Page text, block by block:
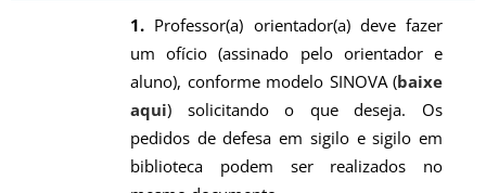
1. Professor(a) orientador(a) deve fazer
um ofício (assinado pelo orientador e
aluno), conforme modelo SINOVA (baixe
aqui) solicitando o que deseja. Os
pedidos de defesa em sigilo e sigilo em
biblioteca podem ser realizados no